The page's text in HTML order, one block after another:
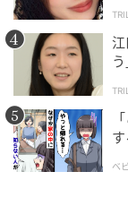
物を持っている
目はナチュラル
全にシャット
です。
▼カラバリは以
ベ